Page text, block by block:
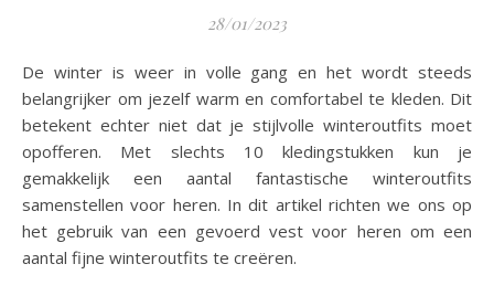
28/01/2023
De winter is weer in volle gang en het wordt steeds
belangrijker om jezelf warm en comfortabel te kleden. Dit
betekent echter niet dat je stijlvolle winteroutfits moet
opofferen. Met slechts 10 kledingstukken kun je
gemakkelijk een aantal fantastische winteroutfits
samenstellen voor heren. In dit artikel richten we ons op
het gebruik van een gevoerd vest voor heren om een
aantal fijne winteroutfits te creëren.